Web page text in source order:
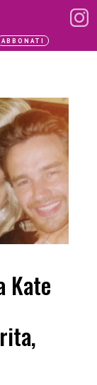
ABBONATI
Kate